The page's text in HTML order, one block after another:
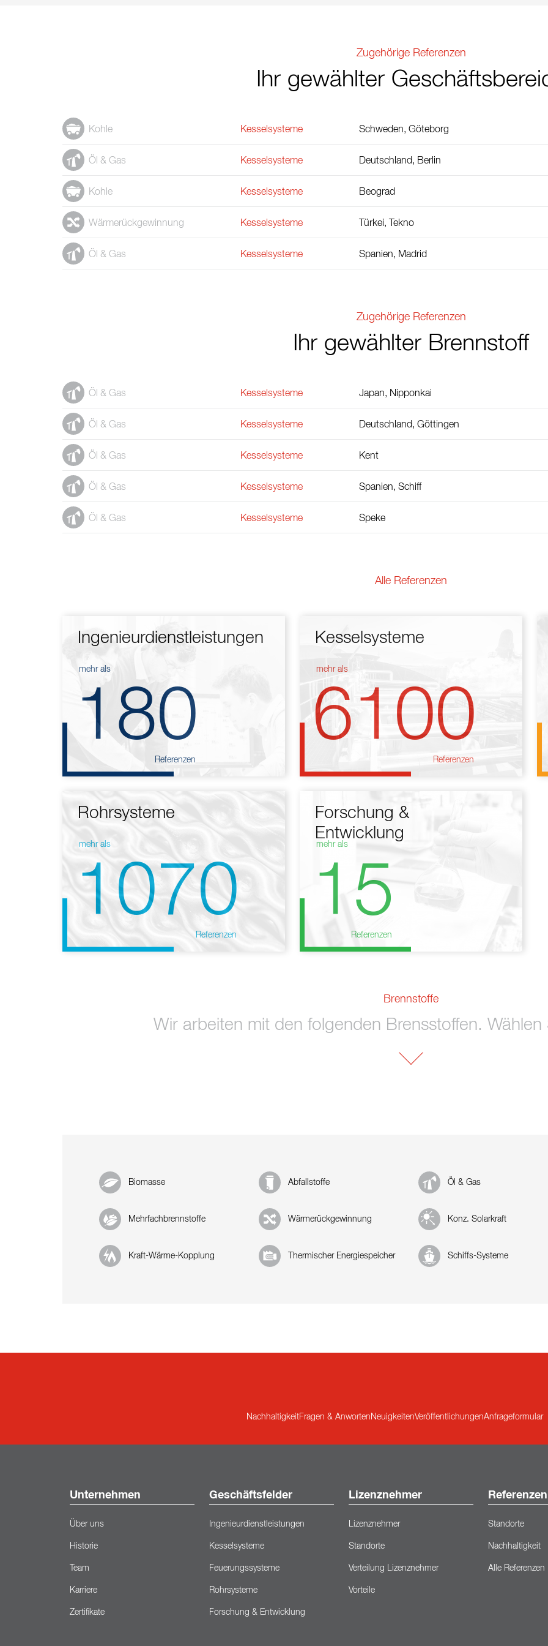
Zugehörige Referenzen
Ihr gewählter
Kohle Kesselsysteme Schweden, Göteborg
Öl & Gas Kesselsysteme Deutschland, Berlin
Kohle Kesselsysteme Beograd
Wärmerückgewinnung Kesselsysteme Türkei, Tekno
Öl & Gas Kesselsysteme Spanien, Madrid
Zugehörige Referenzen
Ihr gewählter Brennstoff
Öl & Gas Kesselsysteme Japan, Nipponkai
Öl & Gas Kesselsysteme Deutschland, Göttingen
Öl & Gas Kesselsysteme Kent
Öl & Gas Kesselsysteme Spanien, Schiff
Öl & Gas Kesselsysteme Speke
Alle Referenzen
Ingenieurdienstleistungen
mehr als
180
Referenzen
Kesselsysteme
mehr als
6100
Referenzen
Rohrsysteme
mehr als
1070
Referenzen
Forschung &
Entwicklung
mehr als
15
Referenzen
Brennstoffe
Wir arbeiten mit den folgenden Brensstoffen. Wählen
Biomasse Abfallstoffe Öl & Gas
Mehrfachbrennstoffe Wärmerückgewinnung Konz. Solarkraft
Kraft-Wärme-Kopplung Thermischer Energiespeicher Schiffs-Systeme
NachhaltigkeitFragen & Anworten NeuigkeitenVeröffentlichungenAnfrageformular
Unternehmen
Über uns
Historie
Team
Karriere
Zertifikate
Geschäftsfelder
Ingenieurdienstleistungen
Kesselsysteme
Feuerungssysteme
Rohrsysteme
Forschung & Entwicklung
Lizenznehmer
Lizenznehmer
Standorte
Verteilung Lizenznehmer
Vorteile
Referenzen
Standorte
Nachhaltigkeit
Alle Referenzen